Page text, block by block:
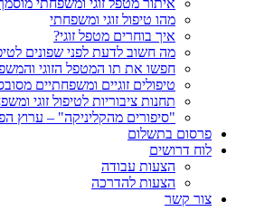
איתור מטפל זוגי ומשפחתי
מהו טיפול זוגי ומשפחתי
איך בוחרים מטפל זוגי?
מה חשוב לדעת לפני שפונים
חפשו את תו המטפל הזוגי
טיפולים זוגיים ומשפחתיים
תחנות ציבוריות לטיפול זוגי
"סיפורים מהקליניקה" – ערוץ
פרסום בתשלום
לוח דרושים
הצעות עבודה
הצעות להדרכה
צור קשר